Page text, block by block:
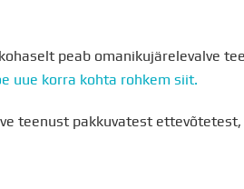
peab omanikujärelevalve
uue korra kohta rohkem siit.
teenust pakkuvatest